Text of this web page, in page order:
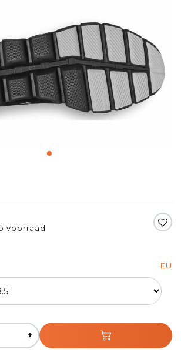
voorraad
EU
+